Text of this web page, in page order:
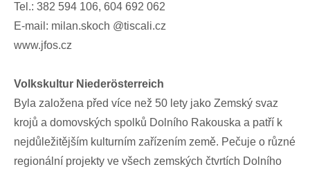
Tel.: 382 594 106, 604 692 062
E-mail: milan.skoch @tiscali.cz
www.jfos.cz
Volkskultur Niederösterreich
Byla založena před více než 50 lety jako Zemský svaz
krojů a domovských spolků Dolního Rakouska a patří k
nejdůležitějším kulturním zařízením země. Pečuje o různé
regionální projekty ve všech zemských čtvrtích Dolního